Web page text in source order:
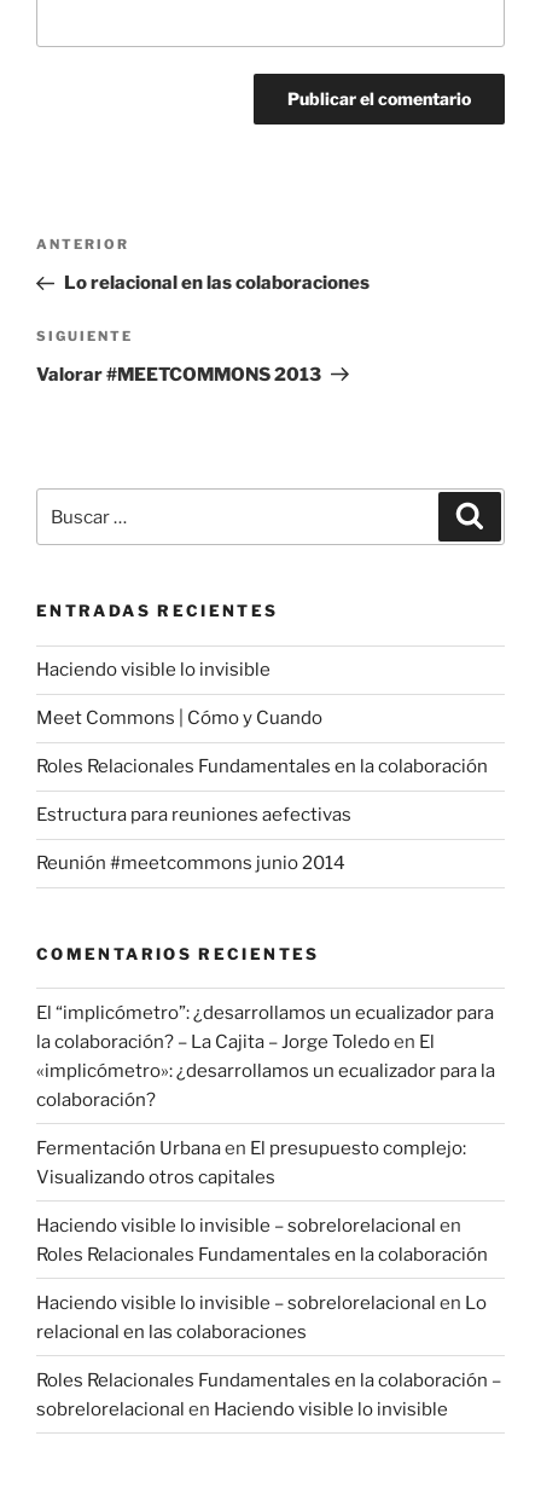
Navegación
entradas
Entrada
anterior:
ANTERIOR
Lo relacional en las colaboraciones
Siguiente
entrada
SIGUIENTE
Valorar #MEETCOMMONS 2013
por:
ENTRADAS RECIENTES
Haciendo visible lo invisible
Meet Commons | Cómo y Cuando
Roles Relacionales Fundamentales en la colaboración
Estructura para reuniones aefectivas
Reunión #meetcommons junio 2014
COMENTARIOS RECIENTES
El “implicómetro”: ¿desarrollamos un ecualizador para
la colaboración? – La Cajita – Jorge Toledoen El
«implicómetro»: ¿desarrollamos un ecualizador para la
colaboración?
Fermentación Urbanaen El presupuesto complejo:
Visualizando otros capitales
Haciendo visible lo invisible – sobrelorelacional en
Roles Relacionales Fundamentales en la colaboración
Haciendo visible lo invisible – sobrelorelacional en Lo
relacional en las colaboraciones
Roles Relacionales Fundamentales en la colaboración –
sobrelorelacional en Haciendo visible lo invisible